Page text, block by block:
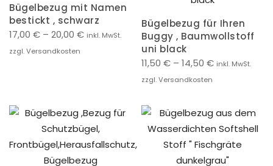
Bügelbezug mit Namen
bestickt , schwarz
17,00 € – 20,00 € inkl. MwSt.
zzgl. Versandkosten
Bügelbezug für Ihren
Buggy , Baumwollstoff
uni black
11,50 € – 14,50 € inkl. MwSt.
zzgl. Versandkosten